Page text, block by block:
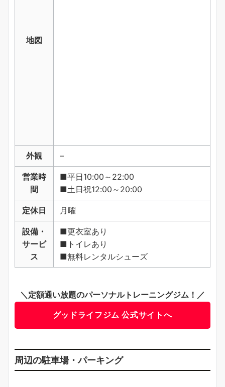
地図
外観 –
営業時
間
■平日10:00～22:00
■土日祝12:00～20:00
定休日 月曜
設備・
サービ
ス
■更衣室あり
■トイレあり
■無料レンタルシューズ
＼定額通い放題のパーソナルトレーニングジム！／
グッドライフジム 公式サイトへ
周辺の駐車場・パーキング